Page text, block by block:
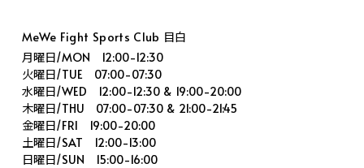
MeWe Fight Sports Club 目白
月曜日/MON 12:00-12:30
火曜日/TUE 07:00-07:30
水曜日/WED 12:00-12:30 & 19:00-20:00
木曜日/THU 07:00-07:30 & 21:00-21:45
金曜日/FRI 19:00-20:00
土曜日/SAT 12:00-13:00
日曜日/SUN 15:00-16:00